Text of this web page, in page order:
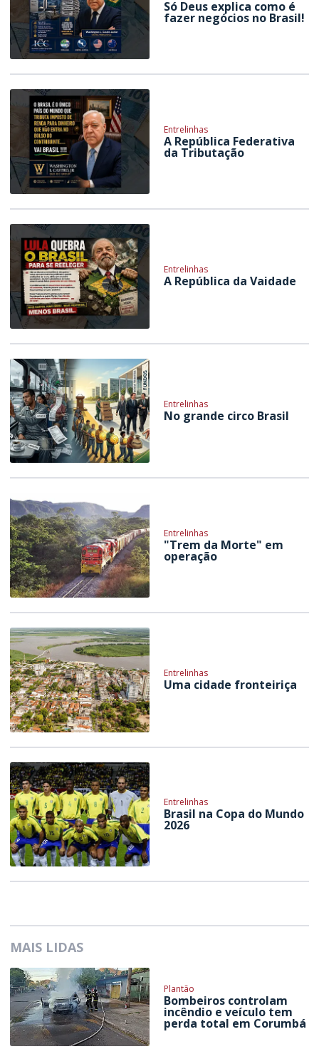
Só Deus explica como é
fazer negócios no Brasil!
Entrelinhas
A República Federativa
da Tributação
Entrelinhas
A República da Vaidade
Entrelinhas
No grande circo Brasil
Entrelinhas
"Trem da Morte" em
operação
Entrelinhas
Uma cidade fronteiriça
Entrelinhas
Brasil na Copa do Mundo
2026
MAIS LIDAS
Plantão
Bombeiros controlam
incêndio e veículo tem
perda total em Corumbá